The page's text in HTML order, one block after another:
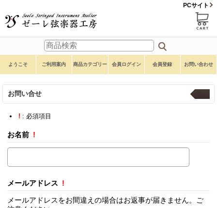
PCサイト
ようこそ ご利用案内 商品カテゴリー 会員ログイン 会員登録 お問い合わせ
お問い合せ
! : 必須項目
お名前 !
メールアドレス !
メールアドレスをお間違えの場合はお返事が届きません。ご